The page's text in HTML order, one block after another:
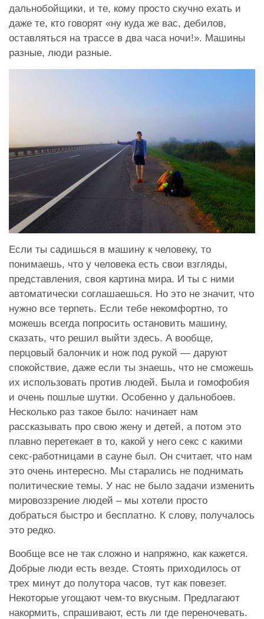
дальнобойщики, и те, кому просто скучно ехать и
даже те, кто говорят «ну куда же вас, дебилов,
оставляться на трассе в два часа ночи!». Машины
разные, люди разные.
Если ты садишься в машину к человеку, то
понимаешь, что у человека есть свои взгляды,
представления, своя картина мира. И ты с ними
автоматически соглашаешься. Но это не значит, что
нужно все терпеть. Если тебе некомфортно, то
можешь всегда попросить остановить машину,
сказать, что решил выйти здесь. А вообще,
перцовый балончик и нож под рукой — даруют
спокойствие, даже если ты знаешь, что не сможешь
их использовать против людей. Была и гомофобия
и очень пошлые шутки. Особенно у дальнобоев.
Несколько раз такое было: начинает нам
рассказывать про свою жену и детей, а потом это
плавно перетекает в то, какой у него секс с какими
секс-работницами в сауне был. Он считает, что нам
это очень интересно. Мы старались не поднимать
политические темы. У нас не было задачи изменить
мировоззрение людей – мы хотели просто
добраться быстро и бесплатно. К слову, получалось
это редко.
Вообще все не так сложно и напряжно, как кажется.
Добрые люди есть везде. Стоять приходилось от
трех минут до полутора часов, тут как повезет.
Некоторые угощают чем-то вкусным. Предлагают
накормить, спрашивают, есть ли где переночевать.